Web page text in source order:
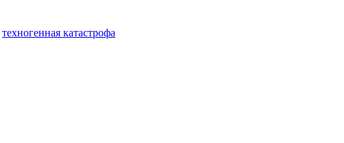
техногенная катастрофа